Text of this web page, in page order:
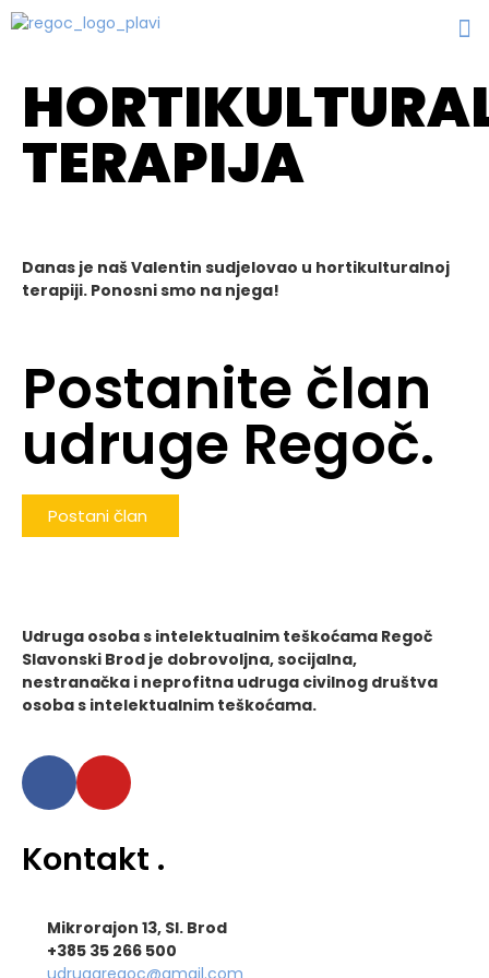
TERAPIJA
Danas je naš Valentin sudjelovao u hortikulturalnoj
terapiji. Ponosni smo na njega!
Postanite član
udruge Regoč.
Postani član
Udruga osoba s intelektualnim teškoćama Regoč
Slavonski Brod je dobrovoljna, socijalna,
nestranačka i neprofitna udruga civilnog društva
osoba s intelektualnim teškoćama.
Kontakt .
Mikrorajon 13, Sl. Brod
+385 35 266 500
udrugaregoc@gmail.com